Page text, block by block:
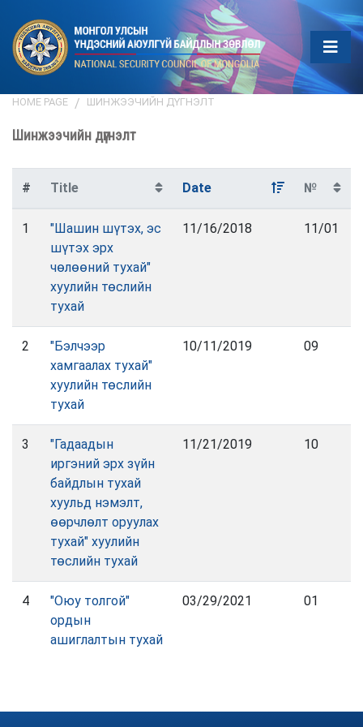
HOME PAGE ШИНЖЭЭЧИЙН ДҮГНЭЛТ
Шинжээчийн дүгнэлт
# Title Date №
1
"Шашин шүтэх, эс
шүтэх эрх
чөлөөний тухай"
хуулийн төслийн
тухай
11/16/2018 11/01
2
"Бэлчээр
хамгаалах тухай"
хуулийн төслийн
тухай
10/11/2019 09
3
"Гадаадын
иргэний эрх зүйн
байдлын тухай
хуульд нэмэлт,
өөрчлөлт оруулах
тухай" хуулийн
төслийн тухай
11/21/2019 10
4
"Оюу толгой"
ордын
ашиглалтын тухай
03/29/2021 01